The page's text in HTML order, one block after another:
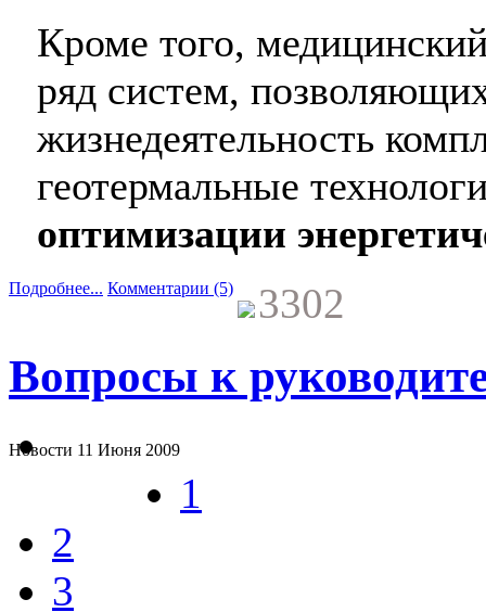
Кроме того,
ряд систем,
жизнедеятельность
геотермальные
оптимизации
Подробнее... Комментарии (5) 3302
Вопросы к
Новости 11 Июня 2009
1
2
3